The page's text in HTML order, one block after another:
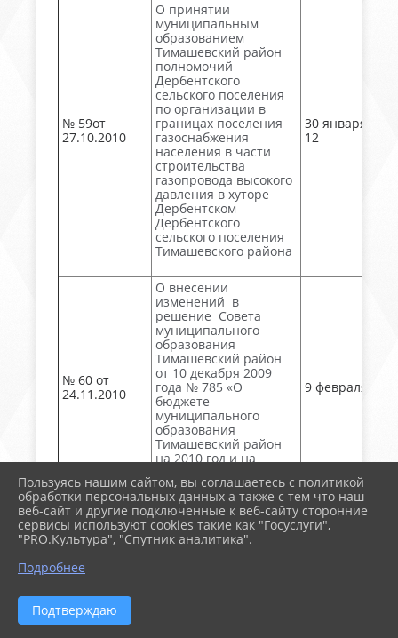
№ 59от
27.10.2010
О принятии
муниципальным
образованием
Тимашевский район
полномочий
Дербентского
сельского поселения
по организации в
границах поселения
газоснабжения
населения в части
строительства
газопровода высокого
давления в хуторе
Дербентском
Дербентского
сельского поселения
Тимашевского района
30 января, №
12
№ 60 от
24.11.2010
О внесении
изменений в
решение Совета
муниципального
образования
Тимашевский район
от 10 декабря 2009
года № 785 «О
бюджете
муниципального
образования
Тимашевский район
на 2010 год и на
2011 и 2012 годов»
9 февраля, №
№ 61 от
24.11.2010
Об утверждении
Положения о
Пользуясь нашим сайтом, вы соглашаетесь с политикой
обработки персональных данных а также с тем что наш
веб-сайт и другие подключенные к веб-сайту сторонние
сервисы используют cookies такие как "Госуслуги",
"PRO.Культура", "Спутник аналитика".
Подробнее
Подтверждаю